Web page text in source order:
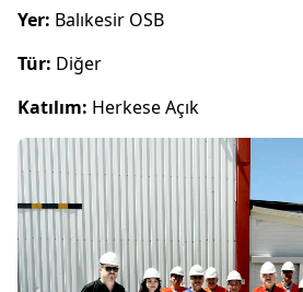
Yer: Balıkesir OSB
Tür: Diğer
Katılım: Herkese Açık